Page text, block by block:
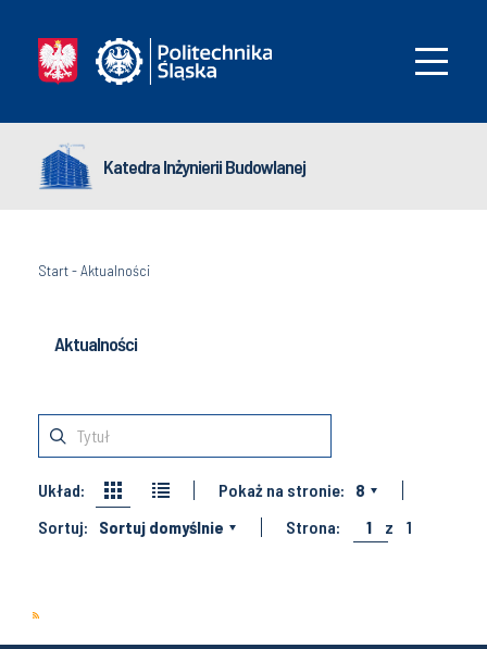
Katedra Inżynierii Budowlanej
Start-Aktualności
Aktualności
Układ: Pokaż na stronie:
8
Sortuj:
Sortuj domyślnie Strona: 1 z 1